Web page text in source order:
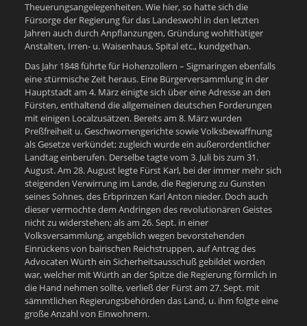
Theuerungsangelegenheiten. Wie hier, so hatte sich die
Fürsorge der Regierung für das Landeswohl in den letzten
Jahren auch durch Anpflanzungen, Gründung wohlthätiger
Anstalten, Irren- u. Waisenhaus, Spital etc., kundgethan.
Das Jahr 1848 führte für Hohenzollern – Sigmaringen ebenfalls
eine stürmische Zeit heraus. Eine Bürgerversammlung in der
Hauptstadt am 4. März einigte sich über eine Adresse an den
Fürsten, enthaltend die allgemeinen deutschen Forderungen
mit einigen Localzusätzen. Bereits am 8. März wurden
Preßfreiheit u. Geschwornengerichte sowie Volksbewaffnung
als Gesetze verkündet; zugleich wurde ein außerordentlicher
Landtag einberufen. Derselbe tagte vom 3. Juli bis zum 31.
August. Am 28. August legte Fürst Karl, bei der immer mehr sich
steigenden Verwirrung im Lande, die Regierung zu Gunsten
seines Sohnes, des Erbprinzen Karl Anton nieder. Doch auch
dieser vermochte dem Andringen des revolutionären Geistes
nicht zu widerstehen; als am 26. Sept. in einer
Volksversammlung, angeblich wegen bevorstehenden
Einrückens von bairischen Reichstruppen, auf Antrag des
Advocaten Würth ein Sicherheitsausschuß gebildet worden
war, welcher mit Würth an der Spitze die Regierung förmlich in
die Hand nehmen sollte, verließ der Fürst am 27. Sept. mit
sämmtlichen Regierungsbehörden das Land, u. ihm folgte eine
große Anzahl von Einwohnern.